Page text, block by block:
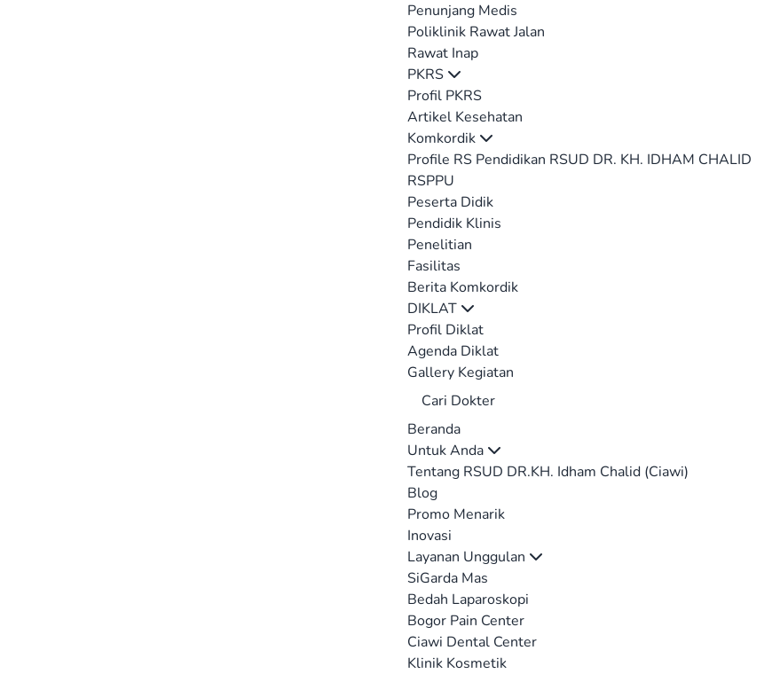
Penunjang Medis
Poliklinik Rawat Jalan
Rawat Inap
PKRS
Profil PKRS
Artikel Kesehatan
Komkordik
Profile RS Pendidikan RSUD DR. KH. IDHAM CHALID
RSPPU
Peserta Didik
Pendidik Klinis
Penelitian
Fasilitas
Berita Komkordik
DIKLAT
Profil Diklat
Agenda Diklat
Gallery Kegiatan
Cari Dokter
Beranda
Untuk Anda
Tentang RSUD DR.KH. Idham Chalid (Ciawi)
Blog
Promo Menarik
Inovasi
Layanan Unggulan
SiGarda Mas
Bedah Laparoskopi
Bogor Pain Center
Ciawi Dental Center
Klinik Kosmetik